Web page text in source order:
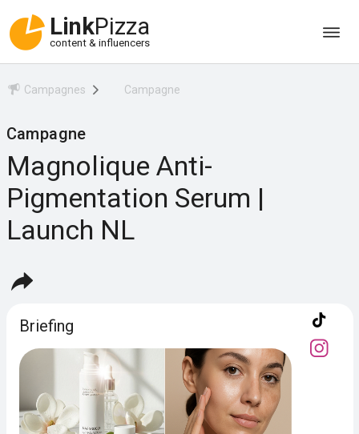
LinkPizza
content & influencers
Campagnes Campagne
Campagne
Magnolique Anti-
Pigmentation Serum |
Launch NL
Briefing